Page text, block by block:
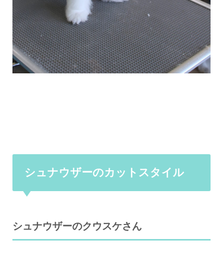
シュナウザーのカットスタイル
シュナウザーのクウスケさん